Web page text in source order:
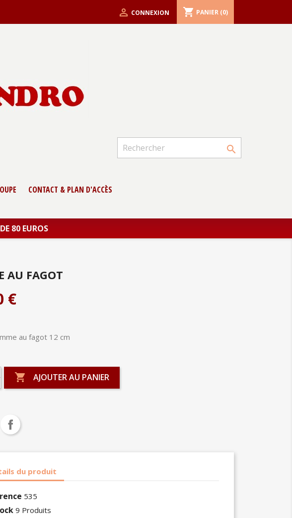
 CONNEXION shopping_cart PANIER (0)

CONTACT & PLAN D'ACCÈS
80 EUROS
AU FAGOT
€
au fagot 12 cm
 AJOUTER AU PANIER
du produit
535
9 Produits